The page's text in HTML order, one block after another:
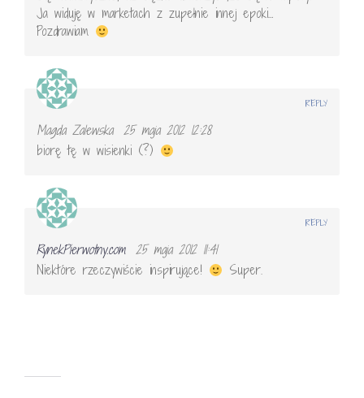
Ja widuję w marketach z zupełnie innej epoki…
Pozdrawiam
Magda Zalewska 25 maja 2012 12:28
biorę tę w wisienki (?)
REPLY
RynekPierwotny.com 25 maja 2012 11:41
Niektóre rzeczywiście inspirujące!
Super.
REPLY